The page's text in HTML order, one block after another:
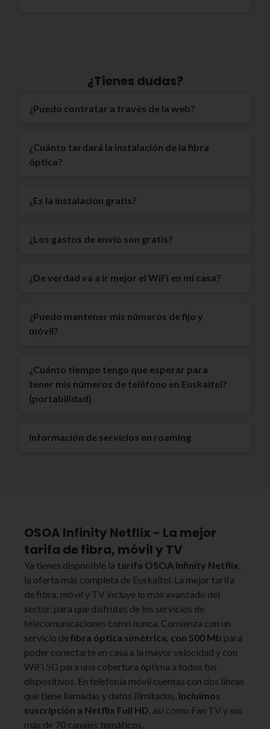
¿Tienes dudas?
¿Puedo contratar a través de la web?
¿Cuánto tardará la instalación de la fibra
óptica?
¿Es la instalación gratis?
¿Los gastos de envío son gratis?
¿De verdad va a ir mejor el WiFi en mi casa?
¿Puedo mantener mis números de fijo y
móvil?
¿Cuánto tiempo tengo que esperar para
tener mis números de teléfono en Euskaltel?
(portabilidad)
Información de servicios en roaming
OSOA Infinity Netflix - La mejor
tarifa de fibra, móvil y TV
Ya tienes disponible la tarifa OSOA Infinity Netflix,
la oferta más completa de Euskaltel. La mejor tarifa
de fibra, móvil y TV incluye lo más avanzado del
sector, para que disfrutes de los servicios de
telecomunicaciones como nunca. Comienza con un
servicio defibra óptica simétrica, con 500 Mb para
poder conectarte en casa a la mayor velocidad y con
WiFi 5G para una cobertura óptima a todos tus
dispositivos. En telefonía móvil cuentas con dos líneas
que tiene llamadas y datos ilimitados. Incluimos
suscripción a Netflix Full HD, así como Fan TV y sus
más de 70 canales temáticos.